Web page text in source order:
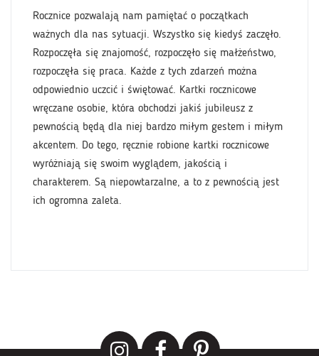
Rocznice pozwalają nam pamiętać o początkach
ważnych dla nas sytuacji. Wszystko się kiedyś zaczęło.
Rozpoczęła się znajomość, rozpoczęło się małżeństwo,
rozpoczęła się praca. Każde z tych zdarzeń można
odpowiednio uczcić i świętować. Kartki rocznicowe
wręczane osobie, która obchodzi jakiś jubileusz z
pewnością będą dla niej bardzo miłym gestem i miłym
akcentem. Do tego, ręcznie robione kartki rocznicowe
wyróżniają się swoim wyglądem, jakością i
charakterem. Są niepowtarzalne, a to z pewnością jest
ich ogromna zaleta.